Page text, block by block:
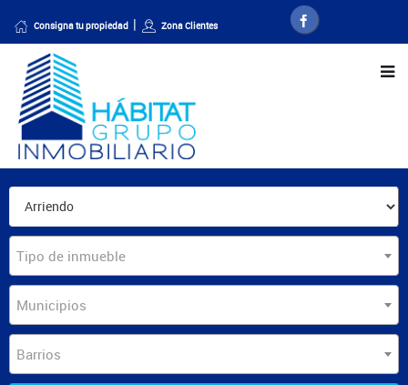
Consigna tu propiedad Zona Clientes
Tipo de inmueble
Municipios
Barrios